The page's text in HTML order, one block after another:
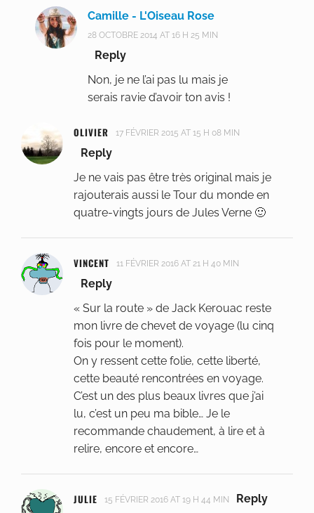
Camille - L'Oiseau Rose
28 OCTOBRE 2014 AT 16 H 25 MIN
Reply
Non, je ne l’ai pas lu mais je
serais ravie d’avoir ton avis !
OLIVIER 17 FÉVRIER 2015 AT 15 H 08 MIN
Reply
Je ne vais pas être très original mais je
rajouterais aussi le Tour du monde en
quatre-vingts jours de Jules Verne 🙂
VINCENT 11 FÉVRIER 2016 AT 21 H 40 MIN
Reply
« Sur la route » de Jack Kerouac reste
mon livre de chevet de voyage (lu cinq
fois pour le moment).
On y ressent cette folie, cette liberté,
cette beauté rencontrées en voyage.
C’est un des plus beaux livres que j’ai
lu, c’est un peu ma bible… Je le
recommande chaudement, à lire et à
relire, encore et encore…
JULIE 15 FÉVRIER 2016 AT 19 H 44 MIN Reply